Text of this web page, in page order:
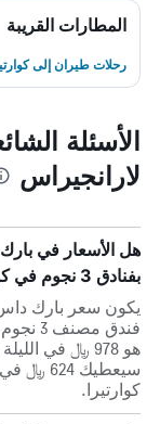
المطارات القريبة
رحلات طيران إلى
الأسئلة
لارانجيراس
هل الأسعار في بارك
بفنادق 3 نجوم في كوارتيرا؟
يكون سعر بارك
فندق
هو 978 ﷼ في
كوارتيرا.